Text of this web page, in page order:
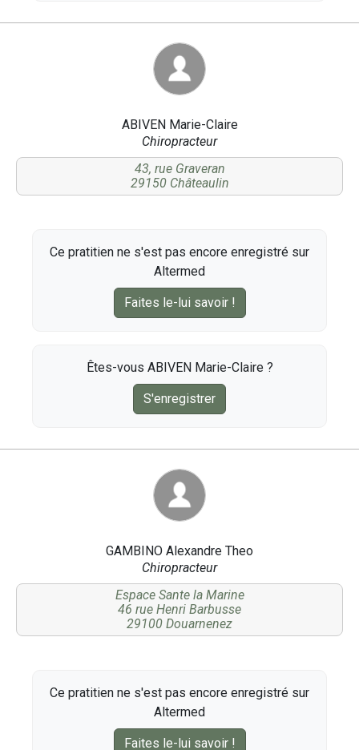
ABIVEN Marie-Claire
Chiropracteur
43, rue Graveran
29150 Châteaulin
Ce pratitien ne s'est pas encore enregistré sur
Altermed
Faites le-lui savoir !
Êtes-vous ABIVEN Marie-Claire ?
S'enregistrer
GAMBINO Alexandre Theo
Chiropracteur
Espace Sante la Marine
46 rue Henri Barbusse
29100 Douarnenez
Ce pratitien ne s'est pas encore enregistré sur
Altermed
Faites le-lui savoir !